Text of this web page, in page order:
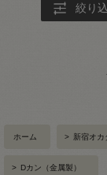
絞り
ホーム > 新宿オカ
> Dカン（金属製）